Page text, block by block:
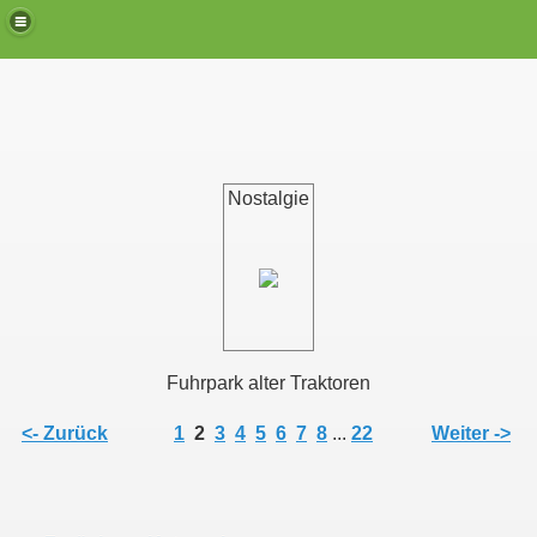
Nostalgie
Fuhrpark alter Traktoren
<- Zurück 1 2 3 4 5 6 7 8 ... 22 Weiter ->